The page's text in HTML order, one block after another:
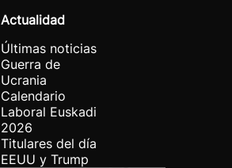
Actualidad
Últimas noticias
Guerra de
Ucrania
Calendario
Laboral Euskadi
2026
Titulares del día
EEUU y Trump